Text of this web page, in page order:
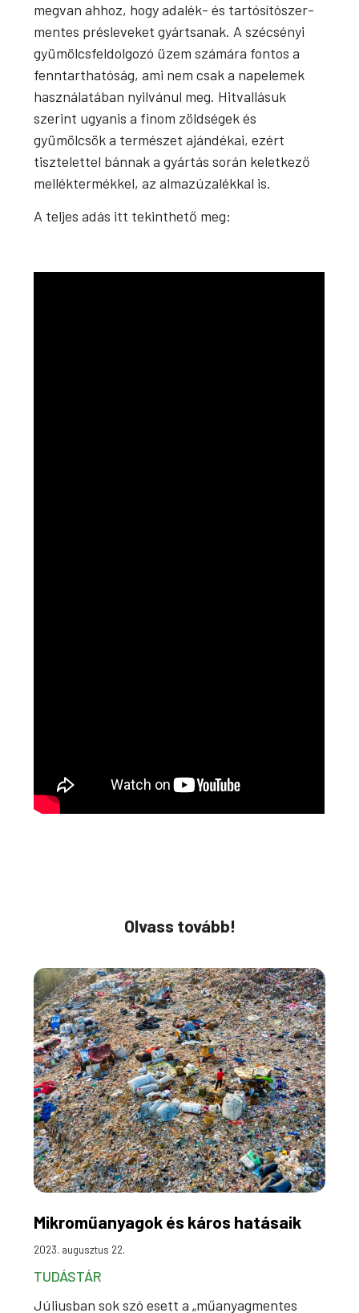
megvan ahhoz, hogy adalék- és tartósítószer-
mentes présleveket gyártsanak. A szécsényi
gyümölcsfeldolgozó üzem számára fontos a
fenntarthatóság, ami nem csak a napelemek
használatában nyilvánul meg. Hitvallásuk
szerint ugyanis a finom zöldségek és
gyümölcsök a természet ajándékai, ezért
tisztelettel bánnak a gyártás során keletkező
melléktermékkel, az almazúzalékkal is.
A teljes adás itt tekinthető meg:
Olvass tovább!
Mikroműanyagok és káros hatásaik
2023. augusztus 22.
TUDÁSTÁR
Júliusban sok szó esett a „műanyagmentes